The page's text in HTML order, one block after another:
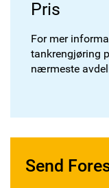
Pris
For mer
tankrengjøring
nærmeste
Send